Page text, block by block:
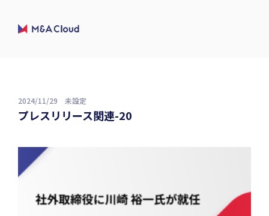
2024/11/29 未設定
プレスリリース関連-20